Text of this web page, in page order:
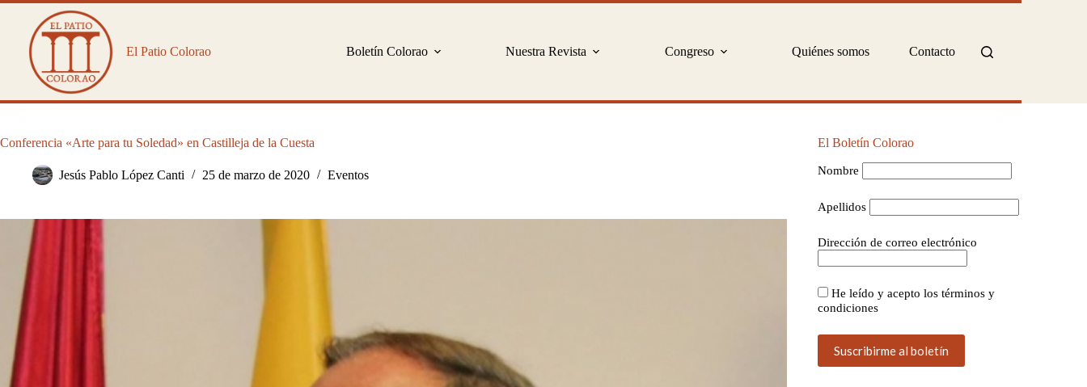
Saltar
contenido
El Patio Colorao
Boletín Colorao Nuestra Revista Congreso Quiénes somos Contacto
Conferencia «Arte para tu Soledad» en Castilleja de la Cuesta
Jesús Pablo López Canti 25 de marzo de 2020 Eventos
El Boletín Colorao
Nombre
Apellidos
Dirección de correo electrónico
He leído y acepto los términos y
condiciones